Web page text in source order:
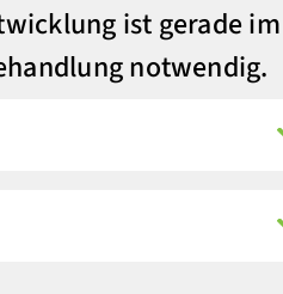
ist gerade im
notwendig.